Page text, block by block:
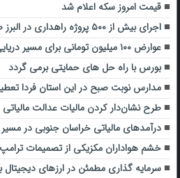
قیمت امروز سکه اعلام شد
اجرای بیش از ۵۰۰ پروژه راهداری در البرز طی ۳ سال
عوارض ۱۰۰ میلیون تومانی برای مسیر دریایی بندر خرمشهر ــ بندر بصره
بورس با راه حل های حمایتی برمی گردد
مدارس نوبت صبح در این استان فردا
طرح نشان‌دار کردن مالیات عدالت
درآمدهای مالیاتی خراسان جنوبی در
خشم هواداران مکزیکی از تصمیمات
سرمایه گذاری مطمئن در ارزهای دیجیتال